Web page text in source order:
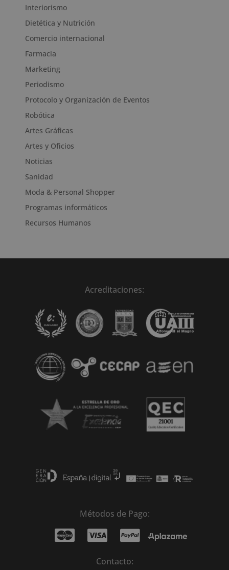
Interiorismo
Dietética y Nutrición
Comercio internacional
Farmacia
Marketing
Periodismo
Protocolo y Organización de Eventos
Robótica
Artes Gráficas
Artes y Oficios
Noticias
Sanidad
Moda & Personal Shopper
Programas informáticos
Recursos Humanos
Acreditaciones:
Métodos de Pago:
Contacto: